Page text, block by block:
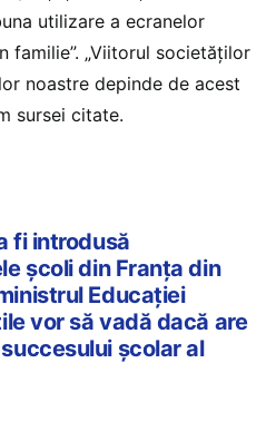
utilizare a ecranelor
familie”. „Viitorul societăților
noastre depinde de acest
sursei citate.
fi introdusă
școli din Franța din
Educației
vor să vadă dacă are
școlar al